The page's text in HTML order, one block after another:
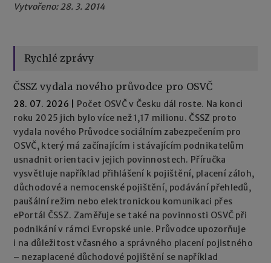
Vytvořeno: 28. 3. 2014
Rychlé zprávy
ČSSZ vydala nového průvodce pro OSVČ
28. 07. 2026
Počet OSVČ v Česku dál roste. Na konci
roku 2025 jich bylo více než 1,17 milionu. ČSSZ proto
vydala nového Průvodce sociálním zabezpečením pro
OSVČ, který má začínajícím i stávajícím podnikatelům
usnadnit orientaci v jejich povinnostech. Příručka
vysvětluje například přihlášení k pojištění, placení záloh,
důchodové a nemocenské pojištění, podávání přehledů,
paušální režim nebo elektronickou komunikaci přes
ePortál ČSSZ. Zaměřuje se také na povinnosti OSVČ při
podnikání v rámci Evropské unie. Průvodce upozorňuje
i na důležitost včasného a správného placení pojistného
– nezaplacené důchodové pojištění se například